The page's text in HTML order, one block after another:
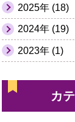
2025年 (18)
2024年 (19)
2023年 (1)
カ